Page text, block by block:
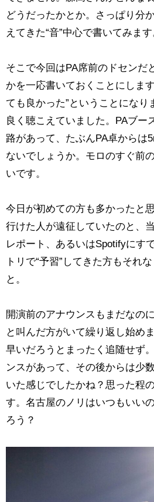
どうだったかとか。さっぱり分
えてきた“音”中心で書いてみます
そこで今回はPA席前のドセンだ
かを一応書いておくことにしま
ても良かった”ということになり
良く聴こえていました。PAブー
路があって、たぶんPA卓からは
ないでしょうか。モロのすぐ前
いです。
今日が初めての方も多かったと
行けた人が遠征していたのと、
レポート、あるいはSpotifyにす
トリで“予習”してきた方もそれ
と。
開演前のアナウンスもまだなの
と叫んだ方がいて繰り返し始め
早いだろうとまったく追随せず
ンスがあって、その後からは少
いた感じでしたかね？思った程
す。名古屋のノリはいつもいい
ろう？